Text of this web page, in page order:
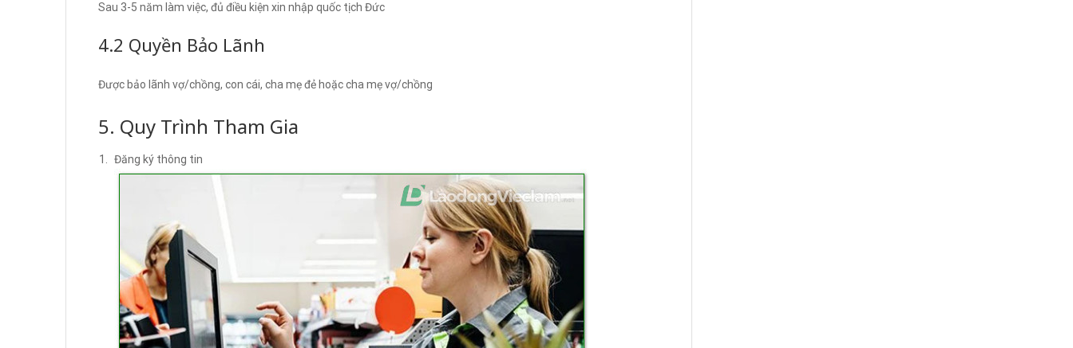
Sau 3-5 năm làm việc, đủ điều kiện xin nhập quốc tịch Đức
4.2 Quyền Bảo Lãnh
Được bảo lãnh vợ/chồng, con cái, cha mẹ đẻ hoặc cha mẹ vợ/chồng
5. Quy Trình Tham Gia
Đăng ký thông tin